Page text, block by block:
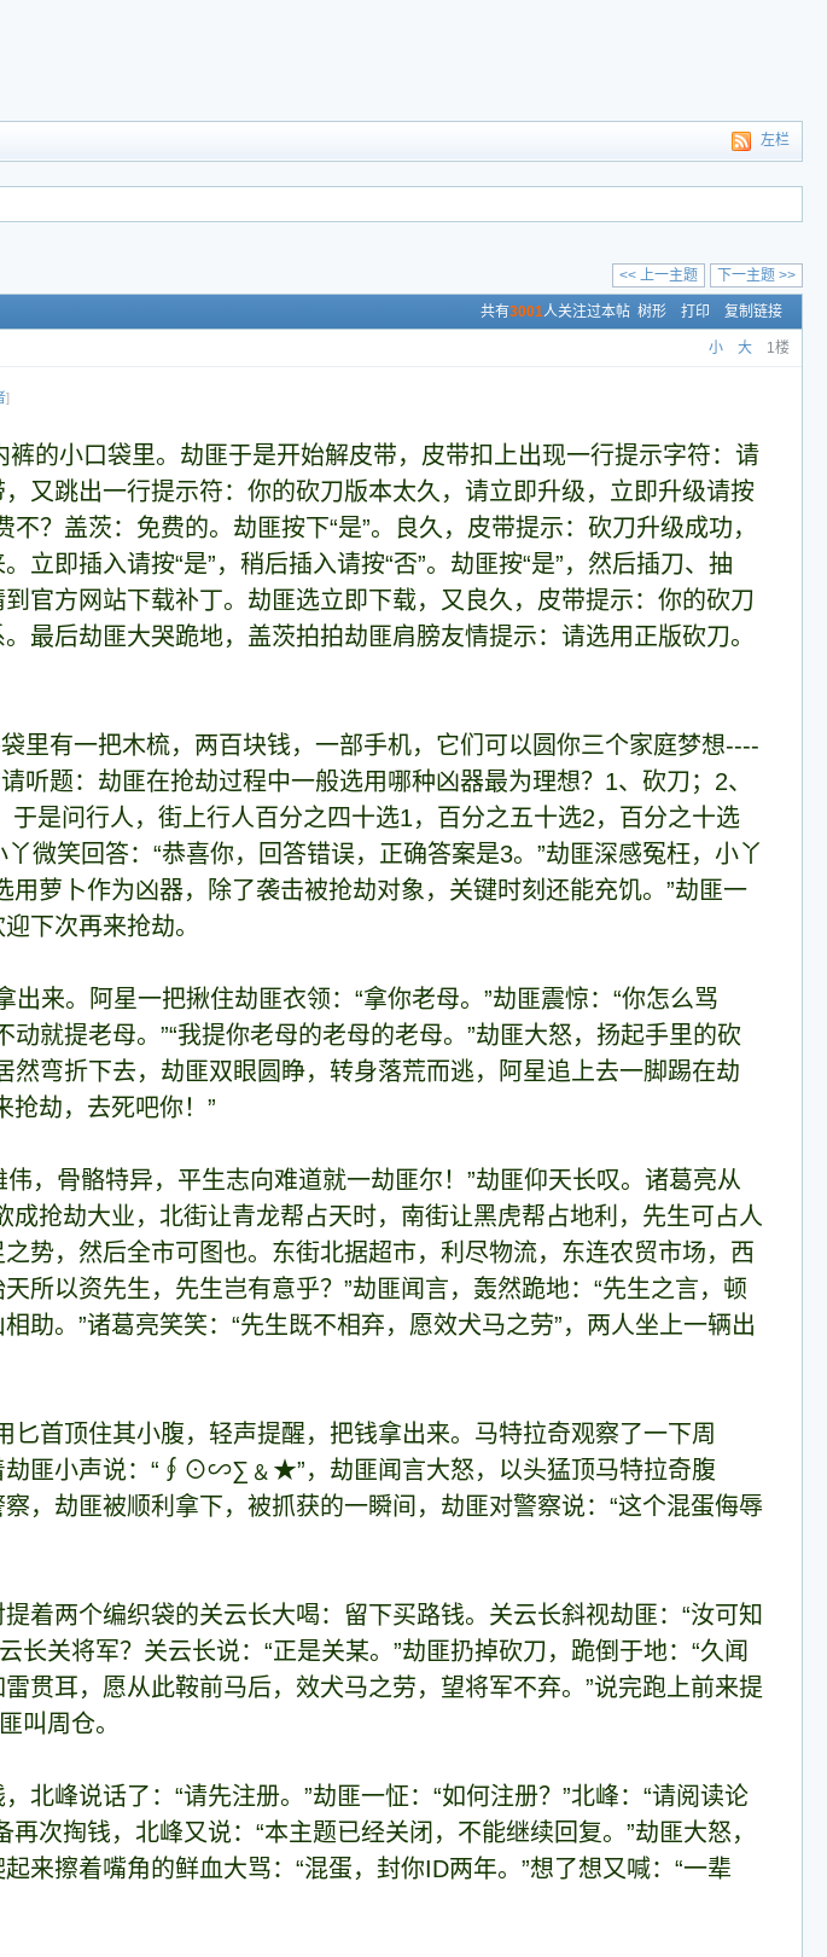
左栏
下一主题 >>
<< 上一主题
共有3001人关注过本帖 树形 打印 复制链接
小 大 1楼
]
的小口袋里。劫匪于是开始解皮带，皮带扣上出现一行提示字符：请
又跳出一行提示符：你的砍刀版本太久，请立即升级，立即升级请按
不？盖茨：免费的。劫匪按下“是”。良久，皮带提示：砍刀升级成功，
立即插入请按“是”，稍后插入请按“否”。劫匪按“是”，然后插刀、抽
官方网站下载补丁。劫匪选立即下载，又良久，皮带提示：你的砍刀
最后劫匪大哭跪地，盖茨拍拍劫匪肩膀友情提示：请选用正版砍刀。
里有一把木梳，两百块钱，一部手机，它们可以圆你三个家庭梦想----
听题：劫匪在抢劫过程中一般选用哪种凶器最为理想？1、砍刀；2、
是问行人，街上行人百分之四十选1，百分之五十选2，百分之十选
微笑回答：“恭喜你，回答错误，正确答案是3。”劫匪深感冤枉，小丫
萝卜作为凶器，除了袭击被抢劫对象，关键时刻还能充饥。”劫匪一
下次再来抢劫。
来。阿星一把揪住劫匪衣领：“拿你老母。”劫匪震惊：“你怎么骂
动就提老母。”“我提你老母的老母的老母。”劫匪大怒，扬起手里的砍
弯折下去，劫匪双眼圆睁，转身落荒而逃，阿星追上去一脚踢在劫
抢劫，去死吧你！”
，骨骼特异，平生志向难道就一劫匪尔！”劫匪仰天长叹。诸葛亮从
抢劫大业，北街让青龙帮占天时，南街让黑虎帮占地利，先生可占人
势，然后全市可图也。东街北据超市，利尽物流，东连农贸市场，西
所以资先生，先生岂有意乎？”劫匪闻言，轰然跪地：“先生之言，顿
助。”诸葛亮笑笑：“先生既不相弃，愿效犬马之劳”，两人坐上一辆出
首顶住其小腹，轻声提醒，把钱拿出来。马特拉奇观察了一下周
劫匪小声说：“∮⊙∽∑﹠★”，劫匪闻言大怒，以头猛顶马特拉奇腹
，劫匪被顺利拿下，被抓获的一瞬间，劫匪对警察说：“这个混蛋侮辱
两个编织袋的关云长大喝：留下买路钱。关云长斜视劫匪：“汝可知
长关将军？关云长说：“正是关某。”劫匪扔掉砍刀，跪倒于地：“久闻
贯耳，愿从此鞍前马后，效犬马之劳，望将军不弃。”说完跑上前来提
叫周仓。
峰说话了：“请先注册。”劫匪一怔：“如何注册？”北峰：“请阅读论
次掏钱，北峰又说：“本主题已经关闭，不能继续回复。”劫匪大怒，
来擦着嘴角的鲜血大骂：“混蛋，封你ID两年。”想了想又喊：“一辈